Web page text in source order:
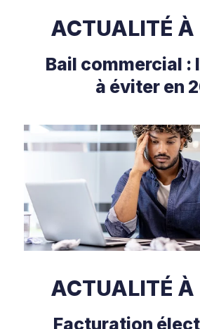
ACTUALITÉ À
Bail commercial :
à éviter en
ACTUALITÉ À
Facturation